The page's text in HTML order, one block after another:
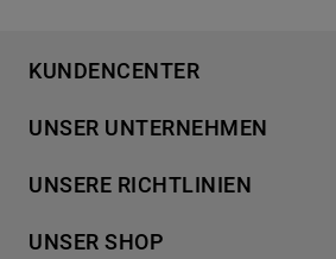
KUNDENCENTER
Händlersuche
Häufige Fragen
Kontakt
UNSER UNTERNEHMEN
Für Händler
Karriere
UNSERE RICHTLINIEN
Cookies
UNSER SHOP